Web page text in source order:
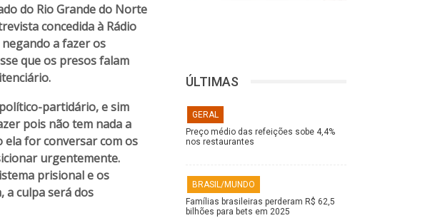
do Rio Grande do Norte
concedida à Rádio
a fazer os
que os presos falam
partidário, e sim
pois não tem nada a
ela for conversar com os
urgentemente.
prisional e os
a culpa será dos
ÚLTIMAS
GERAL
Preço médio das refeições sobe 4,4%
nos restaurantes
BRASIL/MUNDO
Famílias brasileiras perderam R$ 62,5
bilhões para bets em 2025